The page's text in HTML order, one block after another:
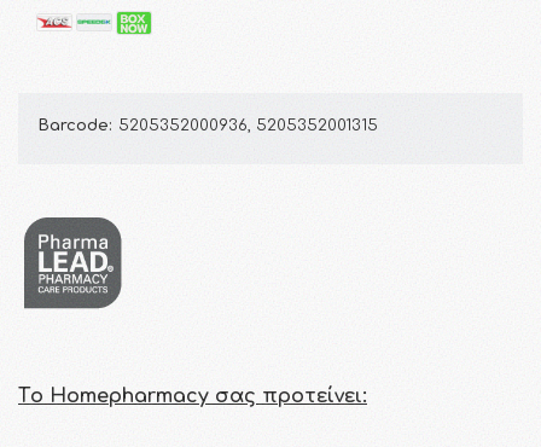
Barcode: 5205352000936, 5205352001315
Τo Homepharmacy σας προτείνει: